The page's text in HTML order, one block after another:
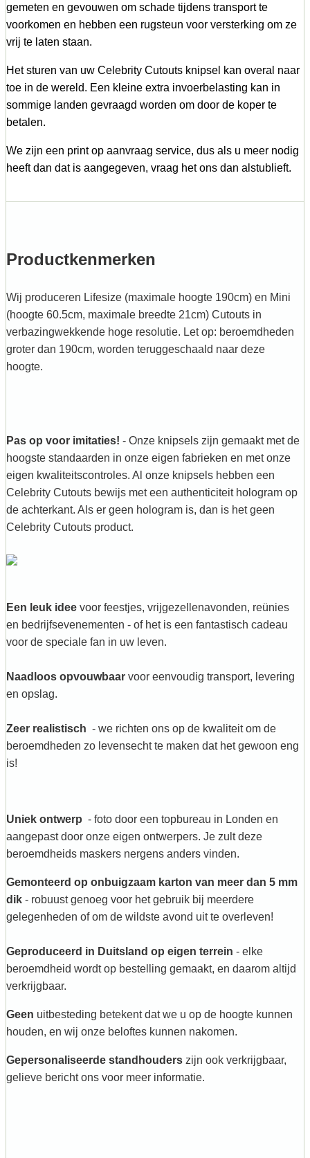
gemeten en gevouwen om schade tijdens transport te
voorkomen en hebben een rugsteun voor versterking om ze
vrij te laten staan.
Het sturen van uw Celebrity Cutouts knipsel kan overal naar
toe in de wereld. Een kleine extra invoerbelasting kan in
sommige landen gevraagd worden om door de koper te
betalen.
We zijn een print op aanvraag service, dus als u meer nodig
heeft dan dat is aangegeven, vraag het ons dan alstublieft.
Productkenmerken
Wij produceren Lifesize (maximale hoogte 190cm) en Mini
(hoogte 60.5cm, maximale breedte 21cm) Cutouts in
verbazingwekkende hoge resolutie. Let op: beroemdheden
groter dan 190cm, worden teruggeschaald naar deze
hoogte.
Pas op voor imitaties! - Onze knipsels zijn gemaakt met de
hoogste standaarden in onze eigen fabrieken en met onze
eigen kwaliteitscontroles. Al onze knipsels hebben een
Celebrity Cutouts bewijs met een authenticiteit hologram op
de achterkant. Als er geen hologram is, dan is het geen
Celebrity Cutouts product.
Een leuk idee voor feestjes, vrijgezellenavonden, reünies
en bedrijfsevenementen - of het is een fantastisch cadeau
voor de speciale fan in uw leven.
Naadloos opvouwbaar voor eenvoudig transport, levering
en opslag.
Zeer realistisch - we richten ons op de kwaliteit om de
beroemdheden zo levensecht te maken dat het gewoon eng
is!
Uniek ontwerp - foto door een topbureau in Londen en
aangepast door onze eigen ontwerpers. Je zult deze
beroemdheids maskers nergens anders vinden.
Gemonteerd op onbuigzaam karton van meer dan 5 mm
dik - robuust genoeg voor het gebruik bij meerdere
gelegenheden of om de wildste avond uit te overleven!
Geproduceerd in Duitsland op eigen terrein - elke
beroemdheid wordt op bestelling gemaakt, en daarom altijd
verkrijgbaar.
Geen uitbesteding betekent dat we u op de hoogte kunnen
houden, en wij onze beloftes kunnen nakomen.
Gepersonaliseerde standhouders zijn ook verkrijgbaar,
gelieve bericht ons voor meer informatie.